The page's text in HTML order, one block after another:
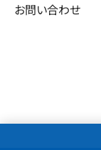
お問い合わせ